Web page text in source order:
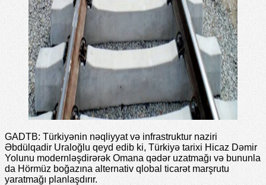
GADTB: Türkiyənin nəqliyyat və infrastruktur naziri
Əbdülqadir Uraloğlu qeyd edib ki, Türkiyə tarixi Hicaz Dəmir
Yolunu modernləşdirərək Omana qədər uzatmağı və bununla
da Hörmüz boğazına alternativ qlobal ticarət marşrutu
yaratmağı planlaşdırır.